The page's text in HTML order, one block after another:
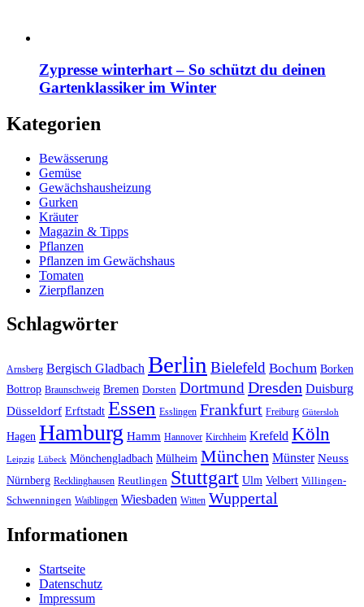
Zypresse winterhart – So schützt du deinen
Gartenklassiker im Winter
Kategorien
Bewässerung
Gemüse
Gewächshausheizung
Gurken
Kräuter
Magazin & Tipps
Pflanzen
Pflanzen im Gewächshaus
Tomaten
Zierpflanzen
Schlagwörter
Arnsberg Bergisch Gladbach Berlin Bielefeld Bochum Borken
Bottrop Braunschweig Bremen Dorsten DortmundDresden Duisburg
Düsseldorf Erftstadt Essen Esslingen Frankfurt Freiburg Gütersloh
Hagen Hamburg Hamm Hannover Kirchheim Krefeld Köln
Leipzig Lübeck Mönchengladbach Mülheim München Münster Neuss
Nürnberg Recklinghausen Reutlingen Stuttgart Ulm Velbert Villingen-
Schwenningen Waiblingen Wiesbaden Witten Wuppertal
Informationen
Startseite
Datenschutz
Impressum